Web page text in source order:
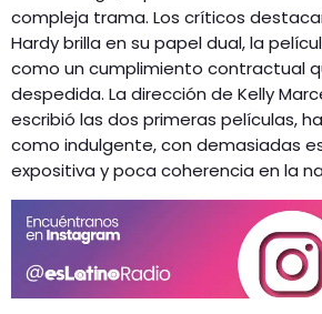
compleja trama. Los críticos
Hardy brilla en su papel dual, la
como un cumplimiento contractual
despedida. La dirección de Kelly
escribió las dos primeras películas,
como indulgente, con demasiadas
expositiva y poca coherencia en la